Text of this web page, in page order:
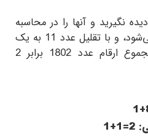
نگیرید و آنها را در محاسبه
و با تقلیل عدد 11 به یک
ارقام عدد 1802 برابر 2
1+1=2